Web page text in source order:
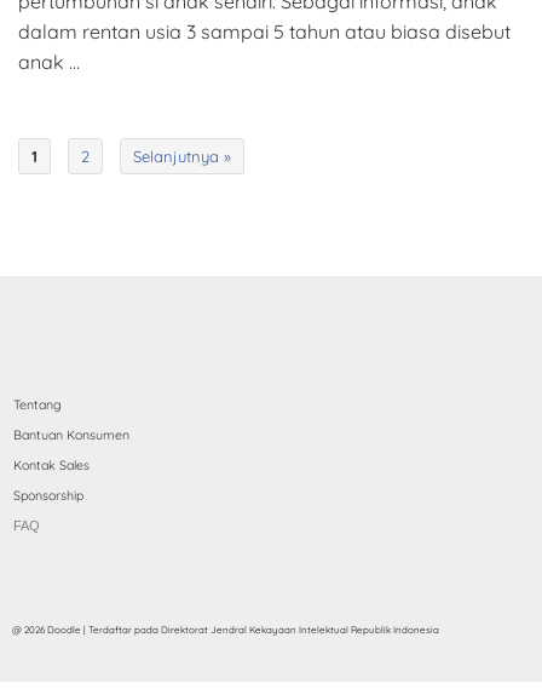
dalam rentan usia 3 sampai 5 tahun atau biasa disebut
anak …
1 2 Selanjutnya »
Tentang
Bantuan Konsumen
Kontak Sales
Sponsorship
FAQ
@ 2026 Doodle | Terdaftar pada Direktorat Jendral Kekayaan Intelektual Republik Indonesia